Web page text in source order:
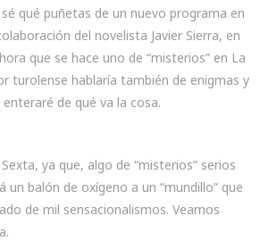
qué puñetas de un nuevo programa en
del novelista Javier Sierra, en
que se hace uno de “misterios” en La
turolense hablaría también de enigmas y
de qué va la cosa.
ya que, algo de “misterios” serios
un balón de oxígeno a un “mundillo” que
de mil sensacionalismos. Veamos